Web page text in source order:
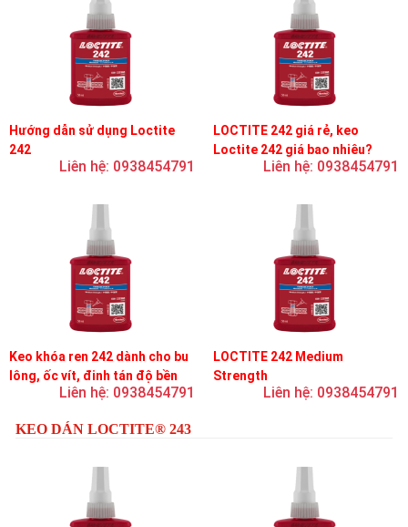
Hướng dẫn sử dụng Loctite
242
Liên hệ: 0938454791
LOCTITE 242 giá rẻ, keo
Loctite 242 giá bao nhiêu?
Liên hệ: 0938454791
Keo khóa ren 242 dành cho bu
lông, ốc vít, đinh tán độ bền
trung bình, độ nhớt trung bình
Liên hệ: 0938454791
LOCTITE 242 Medium
Strength
Liên hệ: 0938454791
KEO DÁN LOCTITE® 243